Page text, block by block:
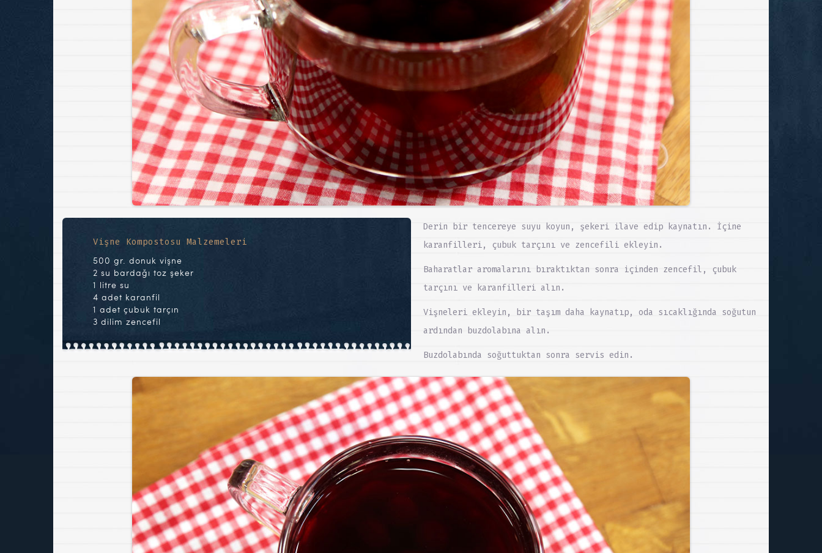
Vişne Kompostosu Malzemeleri
500 gr. donuk vişne
2 su bardağı toz şeker
1 litre su
4 adet karanfil
1 adet çubuk tarçın
3 dilim zencefil
Derin bir tencereye suyu koyun, şekeri ilave edip kaynatın. İçine
karanfilleri, çubuk tarçını ve zencefili ekleyin.
Baharatlar aromalarını bıraktıktan sonra içinden zencefil, çubuk
tarçını ve karanfilleri alın.
Vişneleri ekleyin, bir taşım daha kaynatıp, oda sıcaklığında soğutun
ardından buzdolabına alın.
Buzdolabında soğuttuktan sonra servis edin.